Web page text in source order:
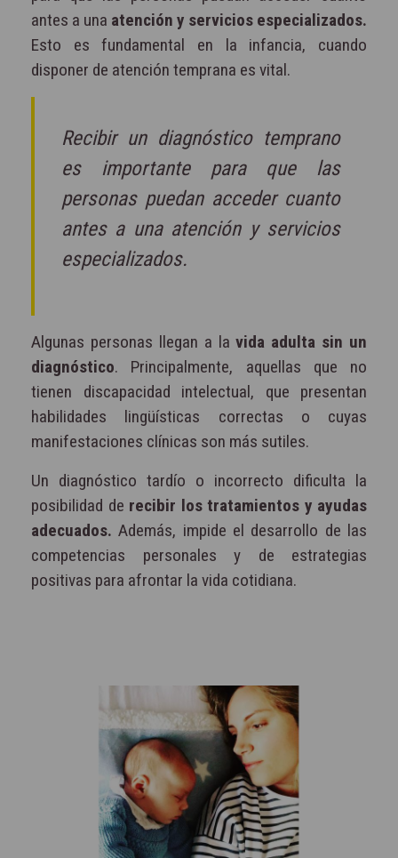
antes a una atención y servicios especializados.
Esto es fundamental en la infancia, cuando
disponer de atención temprana es vital.
Recibir un diagnóstico temprano
es importante para que las
personas puedan acceder cuanto
antes a una atención y servicios
especializados.
Algunas personas llegan a lavida adulta sin un
diagnóstico. Principalmente, aquellas que no
tienen discapacidad intelectual, que presentan
habilidades lingüísticas correctas o cuyas
manifestaciones clínicas son más sutiles.
Un diagnóstico tardío o incorrecto dificulta la
posibilidad de recibir los tratamientos y ayudas
adecuados. Además, impide el desarrollo de las
competencias personales y de estrategias
positivas para afrontar la vida cotidiana.